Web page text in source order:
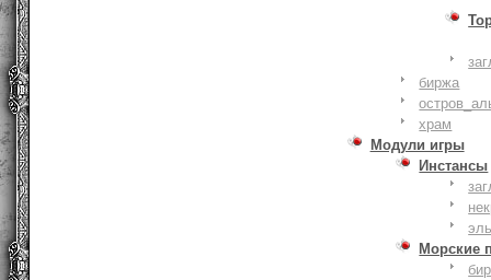
биржа
храм
Модули игры
Инстансы
Морские